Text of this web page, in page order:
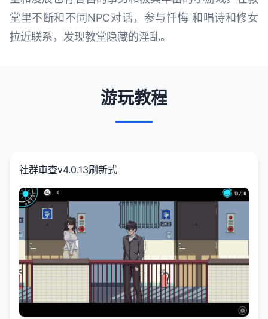
堂里不断和不同NPC对话，参与忏悔 和唱诗和修女
拉近联系，发现教堂隐藏的淫乱。
游玩教程
社群审查v4.0.13刷新式